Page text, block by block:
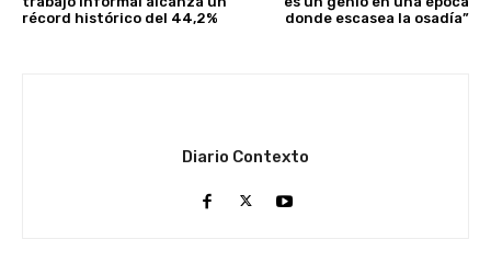
récord histórico del 44,2%
donde escasea la osadía”
Diario Contexto